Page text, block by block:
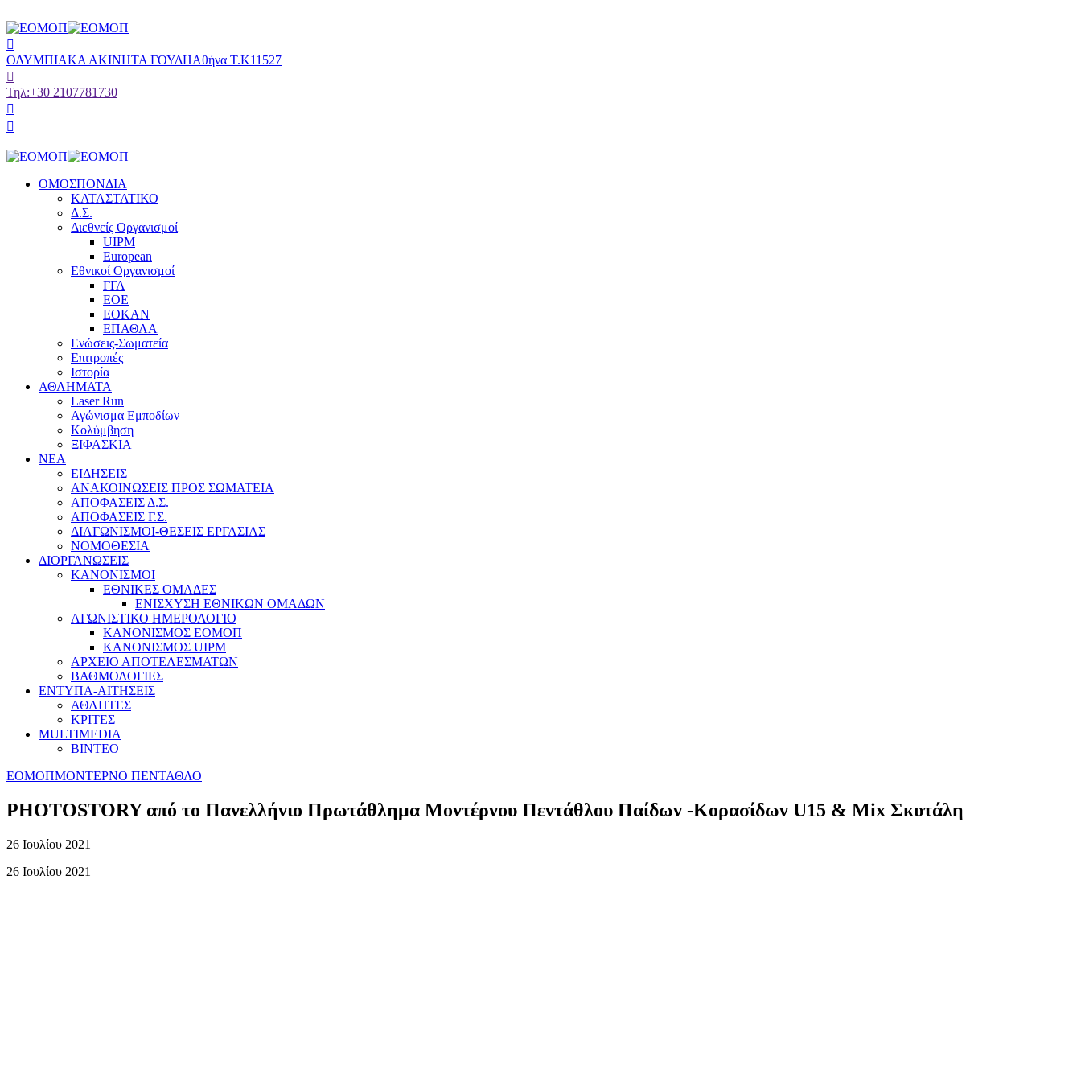
ΟΛΥΜΠΙΑΚΑ ΑΚΙΝΗΤΑ ΓΟΥΔΗΑθήνα Τ.Κ11527
Τηλ:+30 2107781730
ΟΜΟΣΠΟΝΔΙΑ
ΚΑΤΑΣΤΑΤΙΚΟ
Δ.Σ.
Διεθνείς Οργανισμοί
UIPM
European
Εθνικοί Οργανισμοί
ΓΓΑ
ΕΟΕ
ΕΟΚΑΝ
ΕΠΑΘΛΑ
Ενώσεις-Σωματεία
Επιτροπές
Ιστορία
ΑΘΛΗΜΑΤΑ
Laser Run
Αγώνισμα Εμποδίων
Κολύμβηση
ΞΙΦΑΣΚΙΑ
NEA
ΕΙΔΗΣΕΙΣ
ΑΝΑΚΟΙΝΩΣΕΙΣ ΠΡΟΣ ΣΩΜΑΤΕΙΑ
ΑΠΟΦΑΣΕΙΣ Δ.Σ.
ΑΠΟΦΑΣΕΙΣ Γ.Σ.
ΔΙΑΓΩΝΙΣΜΟΙ-ΘΕΣΕΙΣ ΕΡΓΑΣΙΑΣ
ΝΟΜΟΘΕΣΙΑ
ΔΙΟΡΓΑΝΩΣΕΙΣ
ΚΑΝΟΝΙΣΜΟΙ
ΕΘΝΙΚΕΣ ΟΜΑΔΕΣ
ΕΝΙΣΧΥΣΗ ΕΘΝΙΚΩΝ ΟΜΑΔΩΝ
ΑΓΩΝΙΣΤΙΚΟ ΗΜΕΡΟΛΟΓΙΟ
ΚΑΝΟΝΙΣΜΟΣ ΕΟΜΟΠ
ΚΑΝΟΝΙΣΜΟΣ UIPM
ΑΡΧΕΙΟ ΑΠΟΤΕΛΕΣΜΑΤΩΝ
ΒΑΘΜΟΛΟΓΙΕΣ
ΕΝΤΥΠΑ-ΑΙΤΗΣΕΙΣ
ΑΘΛΗΤΕΣ
ΚΡΙΤΕΣ
MULTIMEDIA
ΒΙΝΤΕΟ
ΕΟΜΟΠΜΟΝΤΕΡΝΟ ΠΕΝΤΑΘΛΟ
PHOTOSTORY από το Πανελλήνιο Πρωτάθλημα Μοντέρνου Πεντάθλου Παίδων -Κορασίδων U15 & Mix Σκυτάλη
26 Ιουλίου 2021
26 Ιουλίου 2021